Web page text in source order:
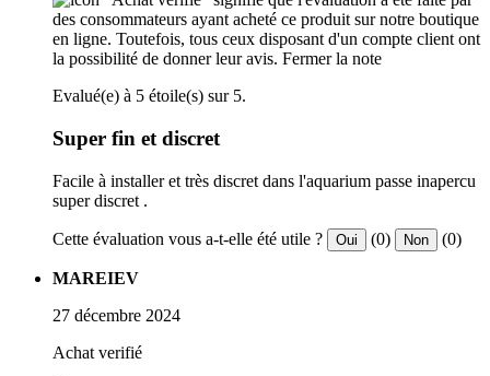
des consommateurs ayant acheté ce produit sur notre boutique
en ligne. Toutefois, tous ceux disposant d'un compte client ont
la possibilité de donner leur avis. Fermer la note
Evalué(e) à 5 étoile(s) sur 5.
Super fin et discret
Facile à installer et très discret dans l'aquarium passe inapercu
super discret .
Cette évaluation vous a-t-elle été utile ? Oui (0) Non (0)
MAREIEV
27 décembre 2024
Achat verifié